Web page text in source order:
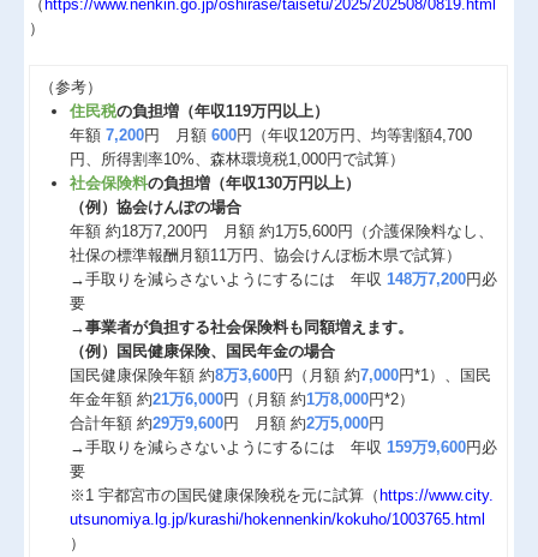
（ https://www.nenkin.go.jp/oshirase/taisetu/2025/202508/0819.html
）
（参考）
住民税の負担増（年収119万円以上）
年額7,200円 月額600円（年収120万円、均等割額4,700
円、所得割率10%、森林環境税1,000円で試算）
社会保険料の負担増（年収130万円以上）
（例）協会けんぽの場合
年額 約18万7,200円 月額 約1万5,600円（介護保険料なし、
社保の標準報酬月額11万円、協会けんぽ栃木県で試算）
→手取りを減らさないようにするには 年収148万7,200円必
要
→事業者が負担する社会保険料も同額増えます。
（例）国民健康保険、国民年金の場合
国民健康保険年額 約8万3,600円（月額 約7,000円*1）、国民
年金年額 約21万6,000円（月額 約1万8,000円*2）
合計年額 約29万9,600円 月額 約2万5,000円
→手取りを減らさないようにするには 年収159万9,600円必
要
※1 宇都宮市の国民健康保険税を元に試算（ https://www.city.
utsunomiya.lg.jp/kurashi/hokennenkin/kokuho/1003765.html
）